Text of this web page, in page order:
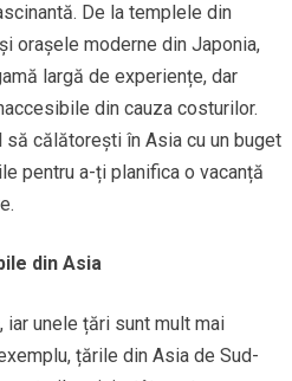
De la templele din
orașele moderne din Japonia,
largă de experiențe, dar
din cauza costurilor.
călătorești în Asia cu un buget
pentru a-ți planifica o vacanță
din Asia
iar unele țări sunt mult mai
țările din Asia de Sud-